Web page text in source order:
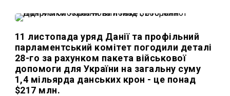
11 листопада уряд Данії та профільний
парламентський комітет погодили деталі
28-го за рахунком пакета військової
допомоги для України на загальну суму
1,4 мільярда данських крон - це понад
$217 млн.